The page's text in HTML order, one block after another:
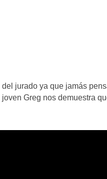
jurado ya que jamás
Greg nos demuestra